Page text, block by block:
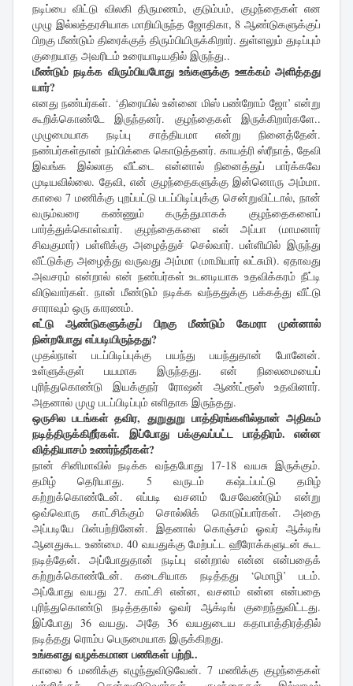
நடிப்பை விட்டு விலகி திருமணம், குடும்பம், குழந்தைகள் என
முழு இல்லத்தரசியாக மாறியிருந்த ஜோதிகா, 8 ஆண்டுகளுக்குப்
பிறகு மீண்டும் திரைக்குத் திரும்பியிருக்கிறார். துள்ளலும் துடிப்பும்
குறையாத அவரிடம் உரையாடியதில் இருந்து..
மீண்டும் நடிக்க விரும்பியபோது உங்களுக்கு ஊக்கம் அளித்தது
யார்?
எனது நண்பர்கள். ‘திரையில் உன்னை மிஸ் பண்றோம் ஜோ’ என்று
கூறிக்கொண்டே இருந்தனர். குழந்தைகள் இருக்கிறார்களே..
முழுமையாக நடிப்பு சாத்தியமா என்று நினைத்தேன்.
நண்பர்கள்தான் நம்பிக்கை கொடுத்தனர். காயத்ரி ஸ்ரீநாத், தேவி
இவங்க இல்லாத வீட்டை என்னால் நினைத்துப் பார்க்கவே
முடியவில்லை. தேவி, என் குழந்தைகளுக்கு இன்னொரு அம்மா.
காலை 7 மணிக்கு புறப்பட்டு படப்பிடிப்புக்கு சென்றுவிட்டால், நான்
வரும்வரை கண்ணும் கருத்துமாகக் குழந்தைகளைப்
பார்த்துக்கொள்வார். குழந்தைகளை என் அப்பா (மாமனார்
சிவகுமார்) பள்ளிக்கு அழைத்துச் செல்வார். பள்ளியில் இருந்து
வீட்டுக்கு அழைத்து வருவது அம்மா (மாமியார் லட்சுமி). ஏதாவது
அவசரம் என்றால் என் நண்பர்கள் உடனடியாக உதவிக்கரம் நீட்டி
விடுவார்கள். நான் மீண்டும் நடிக்க வந்ததுக்கு பக்கத்து வீட்டு
சாராவும் ஒரு காரணம்.
எட்டு ஆண்டுகளுக்குப் பிறகு மீண்டும் கேமரா முன்னால்
நின்றபோது எப்படியிருந்தது?
முதல்நாள் படப்பிடிப்புக்கு பயந்து பயந்துதான் போனேன்.
உள்ளுக்குள் பயமாக இருந்தது. என் நிலைமையைப்
புரிந்துகொண்டு இயக்குநர் ரோஷன் ஆண்ட்ரூஸ் உதவினார்.
அதனால் முழு படப்பிடிப்பும் எளிதாக இருந்தது.
ஒருசில படங்கள் தவிர, துறுதுறு பாத்திரங்களில்தான் அதிகம்
நடித்திருக்கிறீர்கள். இப்போது பக்குவப்பட்ட பாத்திரம். என்ன
வித்தியாசம் உணர்ந்தீர்கள்?
நான் சினிமாவில் நடிக்க வந்தபோது 17-18 வயசு இருக்கும்.
தமிழ் தெரியாது. 5 வருடம் கஷ்டப்பட்டு தமிழ்
கற்றுக்கொண்டேன். எப்படி வசனம் பேசவேண்டும் என்று
ஒவ்வொரு காட்சிக்கும் சொல்லிக் கொடுப்பார்கள். அதை
அப்படியே பின்பற்றினேன். இதனால் கொஞ்சம் ஓவர் ஆக்டிங்
ஆனதுகூட உண்மை. 40 வயதுக்கு மேற்பட்ட ஹீரோக்களுடன் கூட
நடித்தேன். அப்போதுதான் நடிப்பு என்றால் என்ன என்பதைக்
கற்றுக்கொண்டேன். கடைசியாக நடித்தது ‘மொழி’ படம்.
அப்போது வயது 27. காட்சி என்ன, வசனம் என்ன என்பதை
புரிந்துகொண்டு நடித்ததால் ஓவர் ஆக்டிங் குறைந்துவிட்டது.
இப்போது 36 வயது. அதே 36 வயதுடைய கதாபாத்திரத்தில்
நடித்தது ரொம்ப பெருமையாக இருக்கிறது.
உங்களது வழக்கமான பணிகள் பற்றி..
காலை 6 மணிக்கு எழுந்துவிடுவேன். 7 மணிக்கு குழந்தைகள்